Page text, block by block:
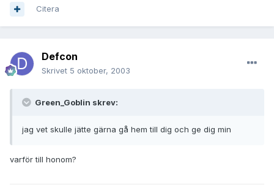
Citera
Defcon
Skrivet 5 oktober, 2003
Green_Goblin skrev:
jag vet skulle jätte gärna gå hem till dig och ge dig min
varför till honom?